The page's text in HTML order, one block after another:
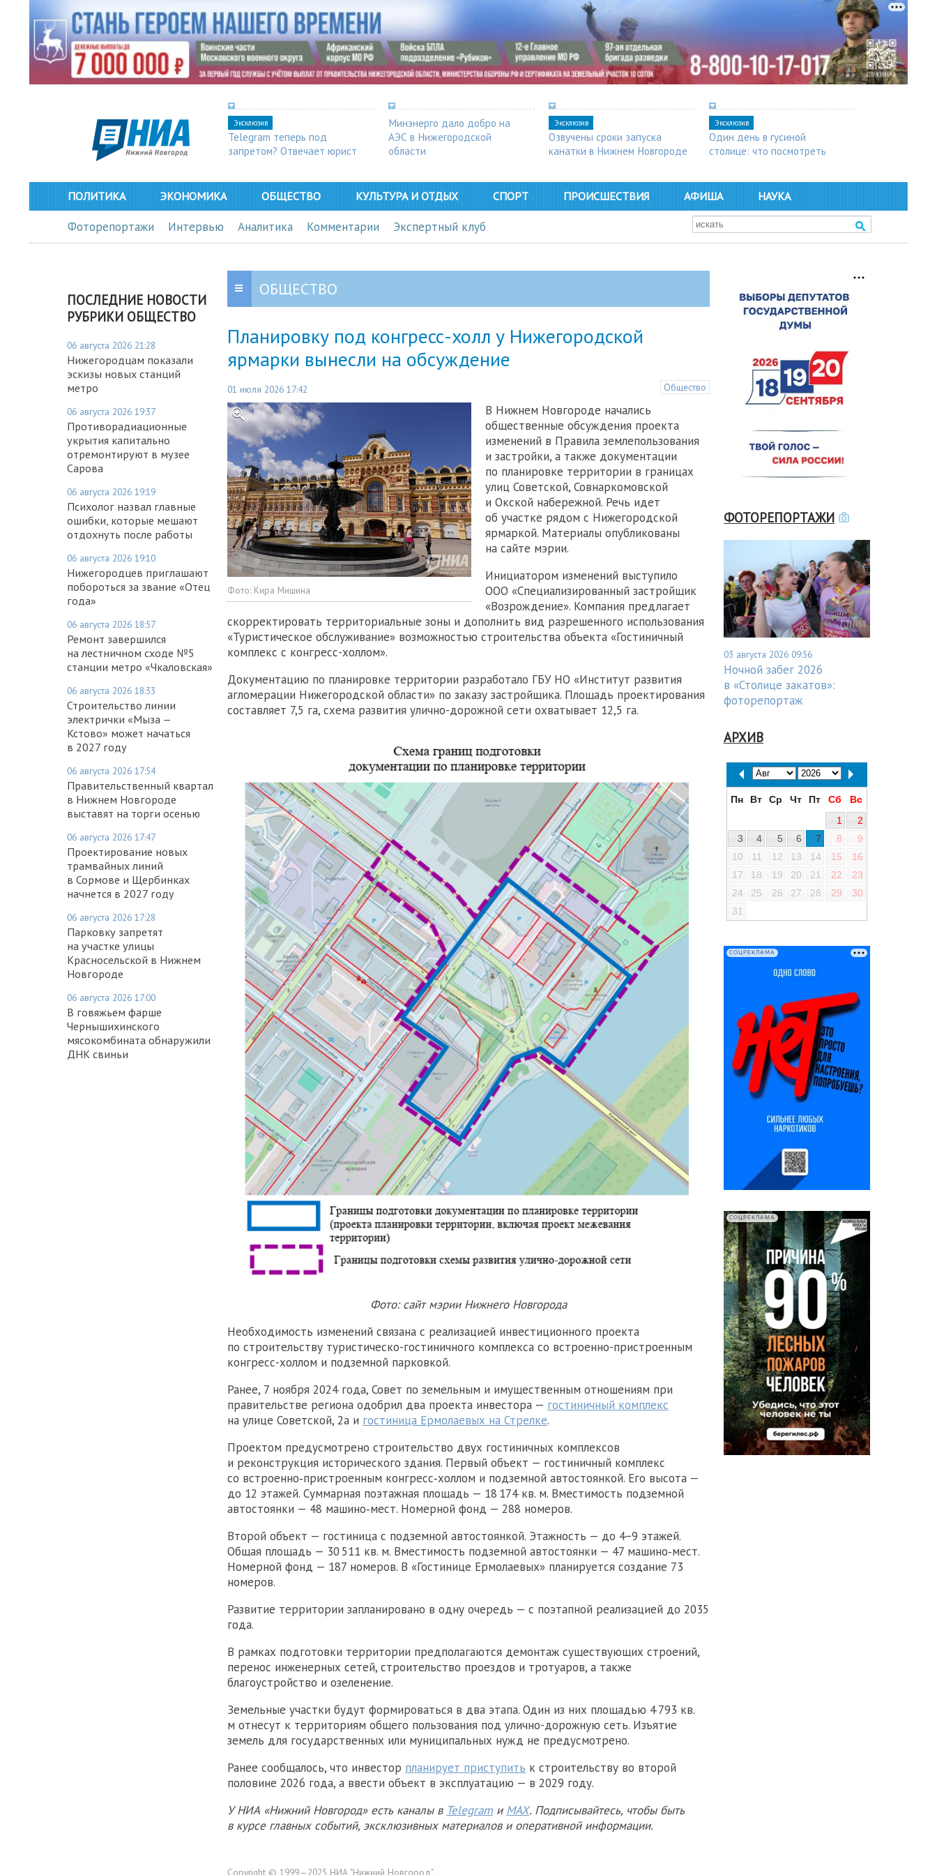
Эксклюзив
Telegram теперь под
запретом? Отвечает юрист
Минэнерго дало добро на
АЭС в Нижегородской
области
Эксклюзив
Озвучены сроки запуска
канатки в Нижнем Новгороде
Эксклюзив
Один день в гусиной
столице: что посмотреть
ПОЛИТИКА ЭКОНОМИКА ОБЩЕСТВО КУЛЬТУРА И ОТДЫХ СПОРТ ПРОИСШЕСТВИЯ АФИША НАУКА
Фоторепортажи Интервью Аналитика Комментарии Экспертный клуб
ПОСЛЕДНИЕ НОВОСТИ
РУБРИКИ ОБЩЕСТВО
06 августа 2026 21:28
Нижегородцам показали
эскизы новых станций
метро
06 августа 2026 19:37
Противорадиационные
укрытия капитально
отремонтируют в музее
Сарова
06 августа 2026 19:19
Психолог назвал главные
ошибки, которые мешают
отдохнуть после работы
06 августа 2026 19:10
Нижегородцев приглашают
побороться за звание «Отец
года»
06 августа 2026 18:57
Ремонт завершился
на лестничном сходе №5
станции метро «Чкаловская»
06 августа 2026 18:33
Строительство линии
электрички «Мыза —
Кстово» может начаться
в 2027 году
06 августа 2026 17:54
Правительственный квартал
в Нижнем Новгороде
выставят на торги осенью
06 августа 2026 17:47
Проектирование новых
трамвайных линий
в Сормове и Щербинках
начнется в 2027 году
06 августа 2026 17:28
Парковку запретят
на участке улицы
Красносельской в Нижнем
Новгороде
06 августа 2026 17:00
В говяжьем фарше
Чернышихинского
мясокомбината обнаружили
ДНК свиньи
ОБЩЕСТВО
Планировку под конгресс-холл у Нижегородской
ярмарки вынесли на обсуждение
01 июля 2026 17:42 Общество
Фото: Кира Мишина
В Нижнем Новгороде начались
общественные обсуждения проекта
изменений в Правила землепользования
и застройки, а также документации
по планировке территории в границах
улиц Советской, Совнаркомовской
и Окской набережной. Речь идет
об участке рядом с Нижегородской
ярмаркой. Материалы опубликованы
на сайте мэрии.
Инициатором изменений выступило
ООО «Специализированный застройщик
«Возрождение». Компания предлагает
скорректировать территориальные зоны и дополнить вид разрешенного использования
«Туристическое обслуживание» возможностью строительства объекта «Гостиничный
комплекс с конгресс-холлом».
Документацию по планировке территории разработало ГБУ НО «Институт развития
агломерации Нижегородской области» по заказу застройщика. Площадь проектирования
составляет 7,5 га, схема развития улично-дорожной сети охватывает 12,5 га.
Фото: сайт мэрии Нижнего Новгорода
Необходимость изменений связана с реализацией инвестиционного проекта
по строительству туристическо-гостиничного комплекса со встроенно-пристроенным
конгресс-холлом и подземной парковкой.
Ранее, 7 ноября 2024 года, Совет по земельным и имущественным отношениям при
правительстве региона одобрил два проекта инвестора — гостиничный комплекс
на улице Советской, 2а и гостиница Ермолаевых на Стрелке.
Проектом предусмотрено строительство двух гостиничных комплексов
и реконструкция исторического здания. Первый объект — гостиничный комплекс
со встроенно‑пристроенным конгресс‑холлом и подземной автостоянкой. Его высота —
до 12 этажей. Суммарная поэтажная площадь — 18 174 кв. м. Вместимость подземной
автостоянки — 48 машино‑мест. Номерной фонд — 288 номеров.
Второй объект — гостиница с подземной автостоянкой. Этажность — до 4−9 этажей.
Общая площадь — 30 511 кв. м. Вместимость подземной автостоянки — 47 машино‑мест.
Номерной фонд — 187 номеров. В «Гостинице Ермолаевых» планируется создание 73
номеров.
Развитие территории запланировано в одну очередь — с поэтапной реализацией до 2035
года.
В рамках подготовки территории предполагаются демонтаж существующих строений,
перенос инженерных сетей, строительство проездов и тротуаров, а также
благоустройство и озеленение.
Земельные участки будут формироваться в два этапа. Один из них площадью 4 793 кв.
м отнесут к территориям общего пользования под улично-дорожную сеть. Изъятие
земель для государственных или муниципальных нужд не предусмотрено.
Ранее сообщалось, что инвестор планирует приступить к строительству во второй
половине 2026 года, а ввести объект в эксплуатацию — в 2029 году.
У НИА «Нижний Новгород» есть каналы в Telegram и MAX. Подписывайтесь, чтобы быть
в курсе главных событий, эксклюзивных материалов и оперативной информации.
ФОТОРЕПОРТАЖИ
03 августа 2026 09:56
Ночной забег 2026
в «Столице закатов»:
фоторепортаж
АРХИВ
Пн Вт Ср Чт Пт Сб
Вс
1
2
3
4 5 6 7 8
9
10
11 12 13 14 15
16
17
18 19 20 21 22
23
24
25 26 27 28 29
30
31
СОЦРЕКЛАМА
СОЦРЕКЛАМА